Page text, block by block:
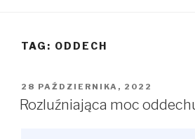
TAG: ODDECH
OPUBLIKOWANE
W
28 PAŹDZIERNIKA, 2022
Rozluźniająca moc